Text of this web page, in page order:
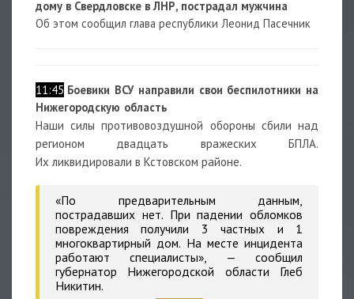
дому в Свердловске в ЛНР, пострадал мужчина
Об этом сообщил глава республики Леонид Пасечник
11:45 Боевики ВСУ направили свои беспилотники на
Нижегородскую область
Наши силы противовоздушной обороны сбили над
регионом двадцать вражеских БПЛА.
Их ликвидировали в Кстовском районе.
«По предварительным данным,
пострадавших нет. При падении обломков
повреждения получили 3 частных и 1
многоквартирный дом. На месте инцидента
работают специалисты», — сообщил
губернатор Нижегородской области Глеб
Никитин.